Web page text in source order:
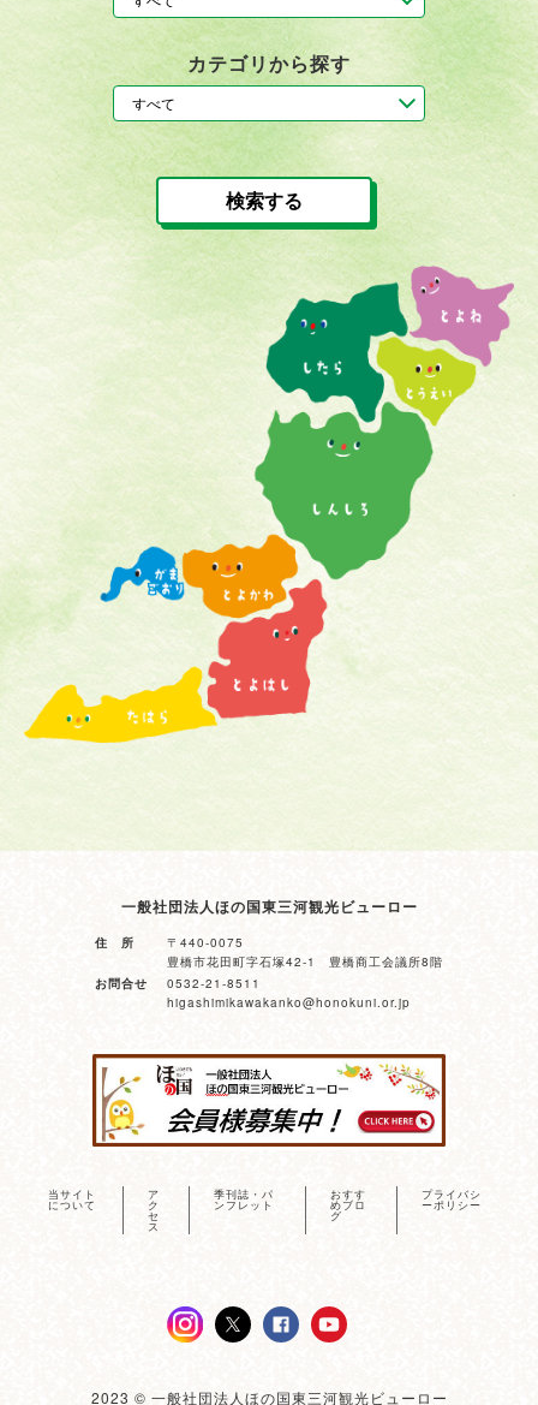
カテゴリから探す
検索する
一般社団法人ほの国東三河観光ビューロー
住 所
〒440-0075
豊橋市花田町字石塚42-1 豊橋商工会議所8階
お問合せ
0532-21-8511
higashimikawakanko@honokuni.or.jp
当サイト
について
ア
ク
セ
ス
季刊誌・パ
ンフレット
おすす
めブロ
グ
プライバシ
ーポリシー
2023 © 一般社団法人ほの国東三河観光ビューロー